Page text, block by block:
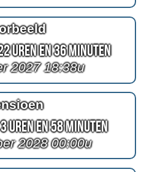
Uren en 36 Minuten
2027 18:38u
3 Uren en 58 Minuten
2028 00:00u